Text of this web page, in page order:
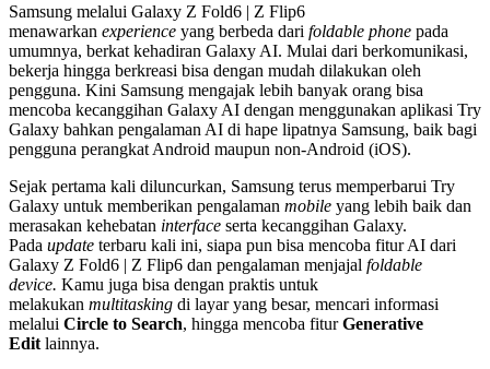
Samsung melalui Galaxy Z Fold6 | Z Flip6
menawarkan experience yang berbeda dari foldable phone pada
umumnya, berkat kehadiran Galaxy AI. Mulai dari berkomunikasi,
bekerja hingga berkreasi bisa dengan mudah dilakukan oleh
pengguna. Kini Samsung mengajak lebih banyak orang bisa
mencoba kecanggihan Galaxy AI dengan menggunakan aplikasi Try
Galaxy bahkan pengalaman AI di hape lipatnya Samsung, baik bagi
pengguna perangkat Android maupun non-Android (iOS).
Sejak pertama kali diluncurkan, Samsung terus memperbarui Try
Galaxy untuk memberikan pengalaman mobile yang lebih baik dan
merasakan kehebatan interface serta kecanggihan Galaxy.
Pada update terbaru kali ini, siapa pun bisa mencoba fitur AI dari
Galaxy Z Fold6 | Z Flip6 dan pengalaman menjajal foldable
device. Kamu juga bisa dengan praktis untuk
melakukan multitasking di layar yang besar, mencari informasi
melalui Circle to Search, hingga mencoba fiturGenerative
Edit lainnya.